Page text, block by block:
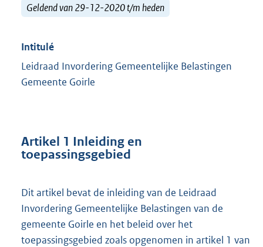
Geldend van 29-12-2020 t/m heden
Intitulé
Leidraad Invordering Gemeentelijke Belastingen
Gemeente Goirle
Artikel 1 Inleiding en
toepassingsgebied
Dit artikel bevat de inleiding van de Leidraad
Invordering Gemeentelijke Belastingen van de
gemeente Goirle en het beleid over het
toepassingsgebied zoals opgenomen in artikel 1 van